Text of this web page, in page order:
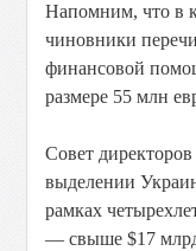
Напомним, что в
чиновники
финансовой
размере 55 млн
Совет
выделении
рамках
— свыше $17